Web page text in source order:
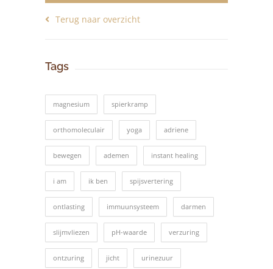
Terug naar overzicht
Tags
magnesium spierkramp
orthomoleculair yoga adriene
bewegen ademen instant healing
i am ik ben spijsvertering
ontlasting immuunsysteem darmen
slijmvliezen pH-waarde verzuring
ontzuring jicht urinezuur